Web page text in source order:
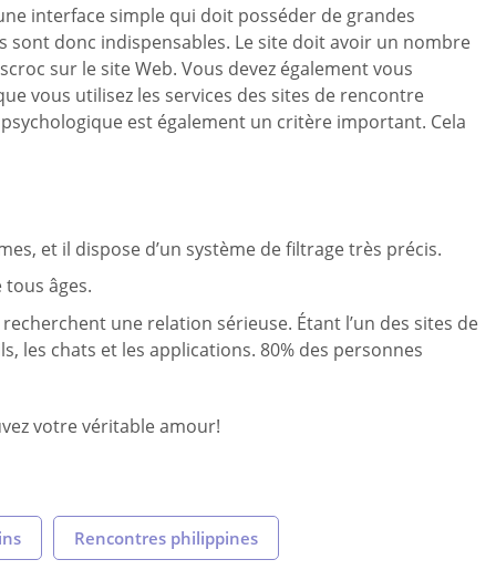
interface simple qui doit posséder de grandes
donc indispensables. Le site doit avoir un nombre
sur le site Web. Vous devez également vous
vous utilisez les services des sites de rencontre
est également un critère important. Cela
et il dispose d’un système de filtrage très précis.
âges.
une relation sérieuse. Étant l’un des sites de
les chats et les applications. 80% des personnes
votre véritable amour!
Rencontres philippines